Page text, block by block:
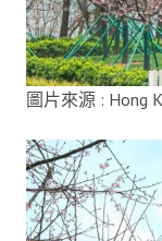
圖片來源 : Hong